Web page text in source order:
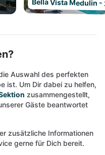
Bella Vista Medulin -
Auswahl des perfekten
ist. Um Dir dabei zu helfen,
zusammengestellt,
Gäste beantwortet
zusätzliche Informationen
gerne für Dich bereit.